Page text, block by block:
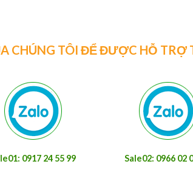
CHÚNG TÔI ĐỂ ĐƯỢC HỖ TRỢ
0917 24 55 99 Sale02: 0966 02